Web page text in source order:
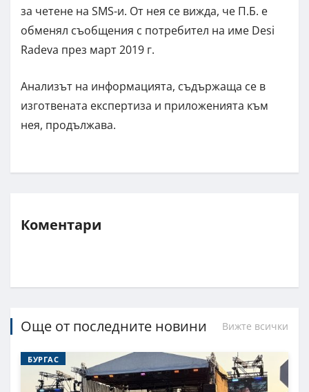
за четене на SMS-и. От нея се вижда, че П.Б. е
обменял съобщения с потребител на име Desi
Radeva през март 2019 г.
Анализът на информацията, съдържаща се в
изготвената експертиза и приложенията към
нея, продължава.
Коментари
Още от последните новини Вижте всички
БУРГАС